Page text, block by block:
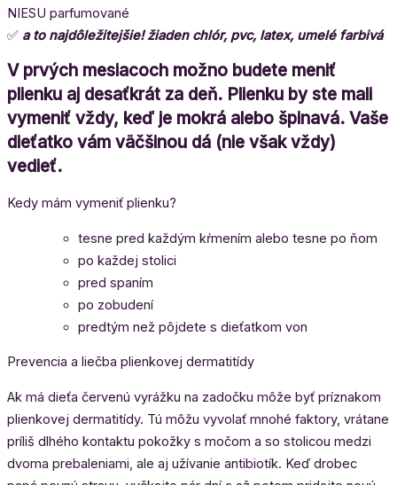
NIESU parfumované
✅ a to najdôležitejšie! žiaden chlór, pvc, latex, umelé farbivá
V prvých mesiacoch možno budete meniť
plienku aj desaťkrát za deň. Plienku by ste mali
vymeniť vždy, keď je mokrá alebo špinavá. Vaše
dieťatko vám väčšinou dá (nie však vždy)
vedieť.
Kedy mám vymeniť plienku?
tesne pred každým kŕmením alebo tesne po ňom
po každej stolici
pred spaním
po zobudení
predtým než pôjdete s dieťatkom von
Prevencia a liečba plienkovej dermatitídy
Ak má dieťa červenú vyrážku na zadočku môže byť príznakom
plienkovej dermatitídy. Tú môžu vyvolať mnohé faktory, vrátane
príliš dlhého kontaktu pokožky s močom a so stolicou medzi
dvoma prebaleniami, ale aj užívanie antibiotík. Keď drobec